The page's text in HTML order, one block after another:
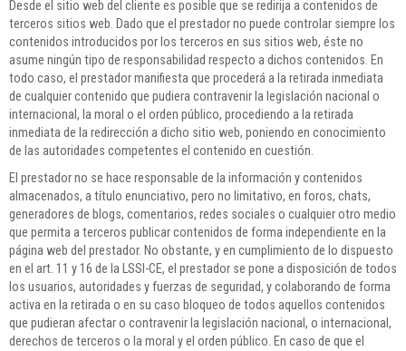
Desde el sitio web del cliente es posible que se redirija a contenidos de
terceros sitios web. Dado que el prestador no puede controlar siempre los
contenidos introducidos por los terceros en sus sitios web, éste no
asume ningún tipo de responsabilidad respecto a dichos contenidos. En
todo caso, el prestador manifiesta que procederá a la retirada inmediata
de cualquier contenido que pudiera contravenir la legislación nacional o
internacional, la moral o el orden público, procediendo a la retirada
inmediata de la redirección a dicho sitio web, poniendo en conocimiento
de las autoridades competentes el contenido en cuestión.
El prestador no se hace responsable de la información y contenidos
almacenados, a título enunciativo, pero no limitativo, en foros, chats,
generadores de blogs, comentarios, redes sociales o cualquier otro medio
que permita a terceros publicar contenidos de forma independiente en la
página web del prestador. No obstante, y en cumplimiento de lo dispuesto
en el art. 11 y 16 de la LSSI-CE, el prestador se pone a disposición de todos
los usuarios, autoridades y fuerzas de seguridad, y colaborando de forma
activa en la retirada o en su caso bloqueo de todos aquellos contenidos
que pudieran afectar o contravenir la legislación nacional, o internacional,
derechos de terceros o la moral y el orden público. En caso de que el